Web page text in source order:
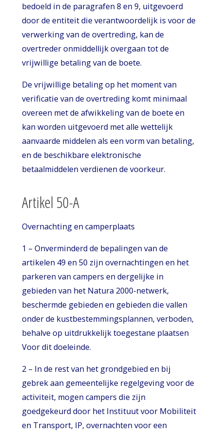
bedoeld in de paragrafen 8 en 9, uitgevoerd
door de entiteit die verantwoordelijk is voor de
verwerking van de overtreding, kan de
overtreder onmiddellijk overgaan tot de
vrijwillige betaling van de boete.
De vrijwillige betaling op het moment van
verificatie van de overtreding komt minimaal
overeen met de afwikkeling van de boete en
kan worden uitgevoerd met alle wettelijk
aanvaarde middelen als een vorm van betaling,
en de beschikbare elektronische
betaalmiddelen verdienen de voorkeur.
Artikel 50-A
Overnachting en camperplaats
1 – Onverminderd de bepalingen van de
artikelen 49 en 50 zijn overnachtingen en het
parkeren van campers en dergelijke in
gebieden van het Natura 2000-netwerk,
beschermde gebieden en gebieden die vallen
onder de kustbestemmingsplannen, verboden,
behalve op uitdrukkelijk toegestane plaatsen
Voor dit doeleinde.
2 – In de rest van het grondgebied en bij
gebrek aan gemeentelijke regelgeving voor de
activiteit, mogen campers die zijn
goedgekeurd door het Instituut voor Mobiliteit
en Transport, IP, overnachten voor een